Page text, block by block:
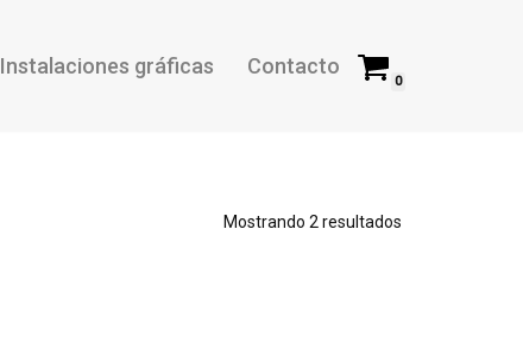
Instalaciones gráficas Contacto
0
Mostrando 2 resultados